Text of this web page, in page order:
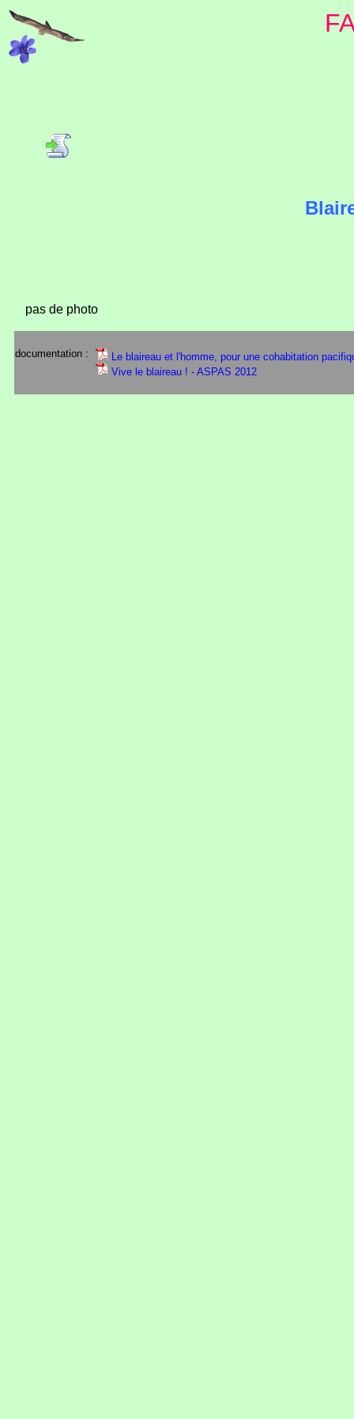
pas de photo
documentation :
Le blaireau et l'homme, pour une cohabitation
Vive le blaireau ! - ASPAS 2012